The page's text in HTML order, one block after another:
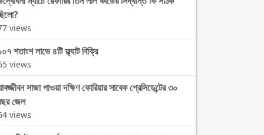
views
শতাংশ লাভে ৪টি ফ্ল্যাট বিক্রি
views
সাজা পাওয়া দক্ষিণ কোরিয়ার সাবেক প্রেসিডেন্টের ৩০
জেল
views